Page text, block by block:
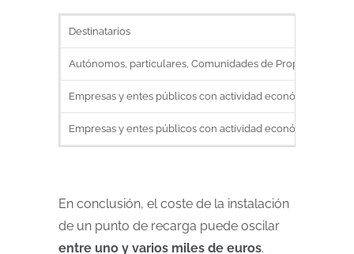
Destinatarios
Autónomos, particulares, Comunidades de Propietarios y
Empresas y entes públicos con actividad económica,
Empresas y entes públicos con actividad económica
En conclusión, el coste de la instalación
de un punto de recarga puede oscilar
entre uno y varios miles de euros.